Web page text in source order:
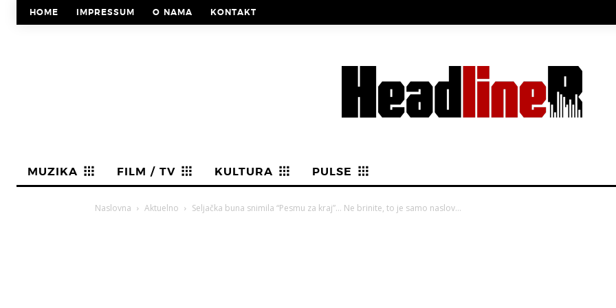
HOME IMPRESSUM O NAMA KONTAKT
MUZIKA FILM / TV KULTURA PULSE
Naslovna Aktuelno Seljačka buna snimila “Pesmu za kraj”… Ne brinite, to je samo naslov…